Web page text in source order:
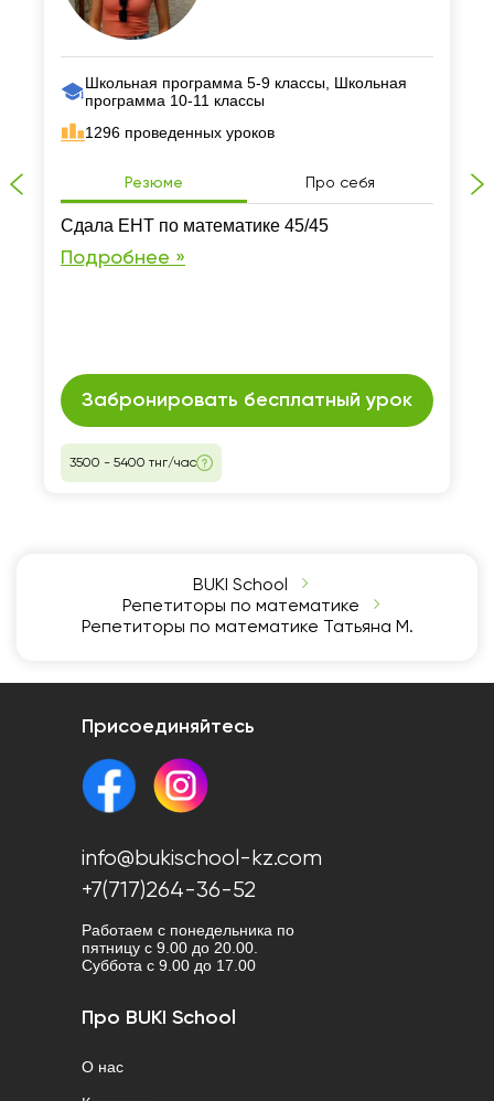
Школьная программа 5-9 классы, Школьная
программа 10-11 классы
1296 проведенных уроков
Резюме Про себя
Сдала ЕНТ по математике 45/45
Подробнее »
Забронировать бесплатный урок
3500 - 5400 тнг/час
BUKI School
Репетиторы по математике
Репетиторы по математике Татьяна М.
Присоединяйтесь
info@bukischool-kz.com
+7(717)264-36-52
Работаем с понедельника по
пятницу с 9.00 до 20.00.
Cуббота с 9.00 до 17.00
Про BUKI School
О нас